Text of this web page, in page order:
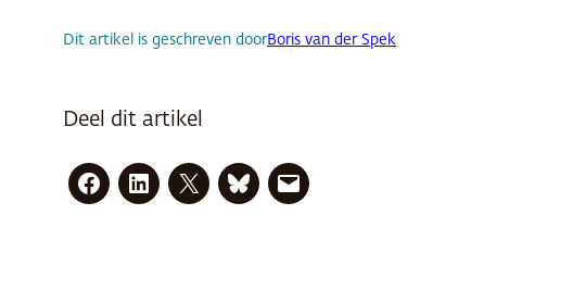
Dit artikel is geschreven doorBoris van der Spek
Deel dit artikel